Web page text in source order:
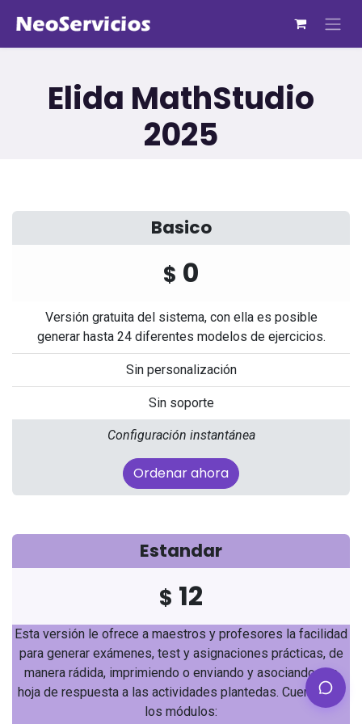
Elida MathStudio
2025
Basico
$ 0
Versión gratuita del sistema, con ella es posible
generar hasta 24 diferentes modelos de ejercicios.
Sin personalización
Sin soporte
Configuración instantánea
Ordenar ahora
Estandar
$ 12
Esta versión le ofrece a maestros y profesores la facilidad
para generar exámenes, test y asignaciones prácticas, de
manera rádida, imprimiendo o enviando y asociando una
hoja de respuesta a las actividades plantedas. Cuenta con
los módulos: